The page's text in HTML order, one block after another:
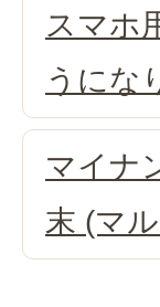
スマホ
うにな
マイナ
末 (マ